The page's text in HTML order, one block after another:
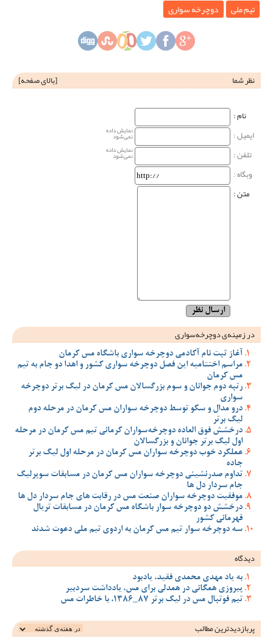
تیم ملی دوچرخه سواری
نظر شما [بالای صفحه]
نام‌ :
ایمیل :
نمایش داده
نمی‌شود
تلفن : نمایش داده
نمی‌شود
وبگاه‌ :
متن :
در زمینه‌ی دوچرخه‌سواری
آغاز ثبت نام آکادمی دوچرخه سواری باشگاه مس کرمان
مراسم اختتامیه این فصل دوچرخه سواری کشور و اهدا دو جام به تیم
مس کرمان
رتبه دوم جوانان و سوم بزرگسالان مس کرمان در لیگ برتر دوچرخه
سواری
درو مدال و سکو توسط دوچرخه سواران مس کرمان در مرحله دوم
لیگ برتر
درخشش فوق العاده دوچرخه‌سواران کرمانی تیم مس کرمان در مرحله
اول لیگ برتر جوانان و بزرگسالان
عملکرد خوب دوچرخه سواران مس کرمان در مرحله اول لیگ برتر
جاده
تداوم صدرنشینی دوچرخه سواران مس کرمان در مسابقات سوپرلیگ
جام سردار دل ها
موفقیت دوچرخه سواران صنعت مس در رقابت های جام سردار دل ها
درخشش دو دوچرخه سوار باشگاه مس کرمان در مسابقات تریال
قهرمانی کشور
سه دوچرخه سوار تیم مس کرمان به اردوی تیم ملی دعوت شدند
دیدگاه
به یاد مهدی محمدی فقید، یادبود
پیروزی همگانی در همدلی برای مس، یادداشت سردبیر
تیم فوتبال مس در لیگ برتر 87_1386، با خاطرات مس
پربازدیدترین‌ مطالب